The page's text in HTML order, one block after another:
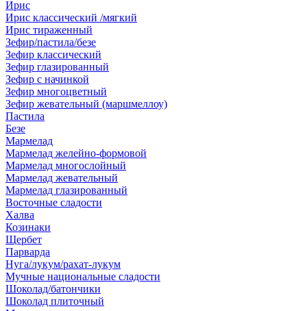
Ирис
Ирис классический /мягкий
Ирис тираженный
Зефир/пастила/безе
Зефир классический
Зефир глазированный
Зефир с начинкой
Зефир многоцветный
Зефир жевательный (маршмеллоу)
Пастила
Безе
Мармелад
Мармелад желейно-формовой
Мармелад многослойный
Мармелад жевательный
Мармелад глазированный
Восточные сладости
Халва
Козинаки
Щербет
Парварда
Нуга/лукум/рахат-лукум
Мучные национальные сладости
Шоколад/батончики
Шоколад плиточный